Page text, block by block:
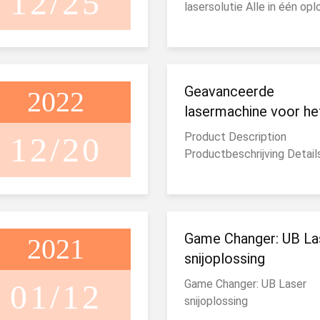
levensduur van de
lasersolutie Alle in één
2022
12/20
Geavanceerde
lasermachine voor
snijden van
en buizen uit een
ontwerpwerkstroom
Product Description
Productbeschrijving
2021
01/12
Game Changer: UB
snijoplossing
Game Changer: UB Laser
snijoplossing